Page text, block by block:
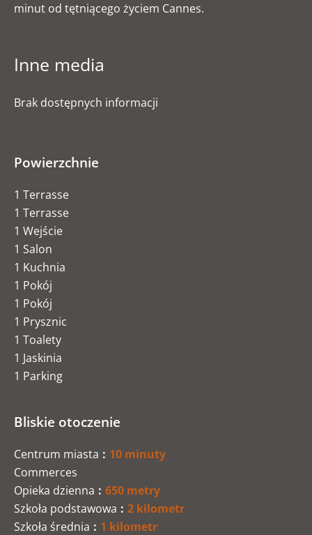
minut od tętniącego życiem Cannes.
Inne media
Brak dostępnych informacji
Powierzchnie
1 Terrasse
1 Terrasse
1 Wejście
1 Salon
1 Kuchnia
1 Pokój
1 Pokój
1 Prysznic
1 Toalety
1 Jaskinia
1 Parking
Bliskie otoczenie
Centrum miasta
10 minuty
Commerces
Opieka dzienna
650 metry
Szkoła podstawowa
2 kilometr
Szkoła średnia
1 kilometr